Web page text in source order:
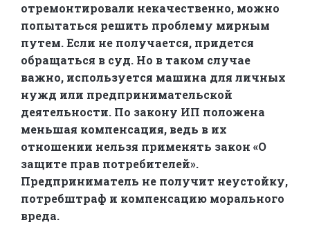
отремонтировали некачественно, можно
попытаться решить проблему мирным
путем. Если не получается, придется
обращаться в суд. Но в таком случае
важно, используется машина для личных
нужд или предпринимательской
деятельности. По закону ИП положена
меньшая компенсация, ведь в их
отношении нельзя применять закон «О
защите прав потребителей».
Предприниматель не получит неустойку,
потребштраф и компенсацию морального
вреда.